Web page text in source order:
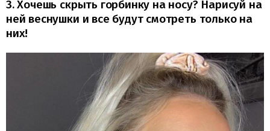
3. Хочешь скрыть горбинку на носу? Нарисуй на
ней веснушки и все будут смотреть только на
них!